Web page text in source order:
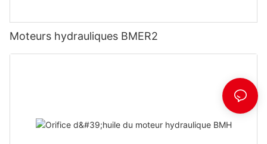
Moteurs hydrauliques BMER2